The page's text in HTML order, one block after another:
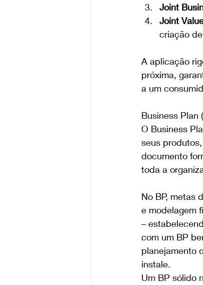
Joint
Joint
criação
A aplicação
próxima,
a um
Business Plan
O Business
seus
documento
toda a
No BP, metas
e modelagem
–
com um BP
planejamento
instale.
Um BP sólido